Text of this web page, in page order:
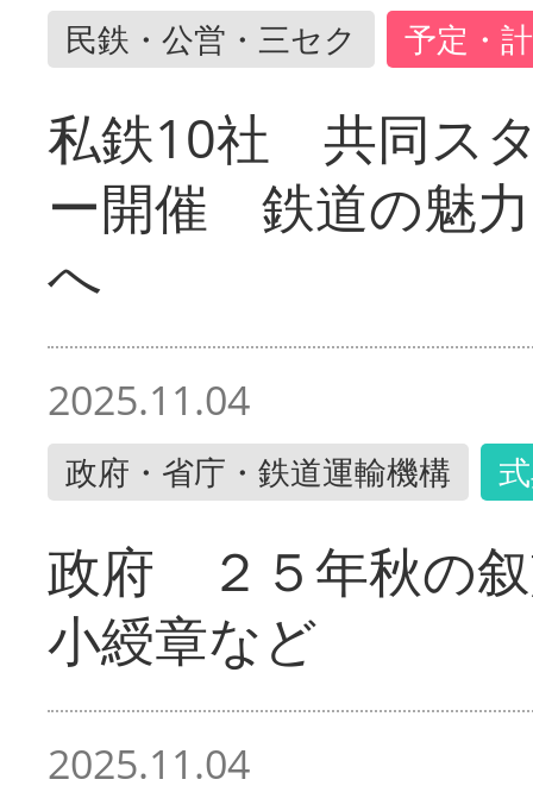
民鉄・公営・三セク 予定・
私鉄10社 共同ス
ー開催 鉄道の魅
へ
2025.11.04
政府・省庁・鉄道運輸機構
政府 ２５年秋の
小綬章など
2025.11.04